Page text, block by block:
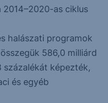
as ciklus
halászati programok
586,0 milliárd
képezték,
és egyéb